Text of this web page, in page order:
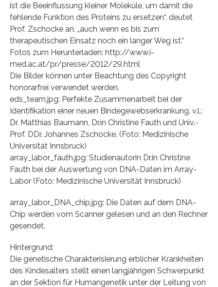
ist die Beeinflussung kleiner Moleküle, um damit die
fehlende Funktion des Proteins zu ersetzen“, deutet
Prof. Zschocke an, „auch wenn es bis zum
therapeutischen Einsatz noch ein langer Weg ist.“
Fotos zum Herunterladen: http://www.i-
med.ac.at/pr/presse/2012/29.html
Die Bilder können unter Beachtung des Copyright
honorarfrei verwendet werden.
eds_team.jpg: Perfekte Zusammenarbeit bei der
Identifikation einer neuen Bindegewebserkrankung. v.l.:
Dr. Matthias Baumann, Dr.in Christine Fauth und Univ.-
Prof. DDr. Johannes Zschocke. (Foto: Medizinische
Universität Innsbruck)
array_labor_fauth.jpg: Studienautorin Dr.in Christine
Fauth bei der Auswertung von DNA-Daten im Array-
Labor (Foto: Medizinische Universität Innsbruck)
array_labor_DNA_chip.jpg: Die Daten auf dem DNA-
Chip werden vom Scanner gelesen und an den Rechner
gesendet.
Hintergrund:
Die genetische Charakterisierung erblicher Krankheiten
des Kindesalters stellt einen langjährigen Schwerpunkt
an der Sektion für Humangenetik unter der Leitung von